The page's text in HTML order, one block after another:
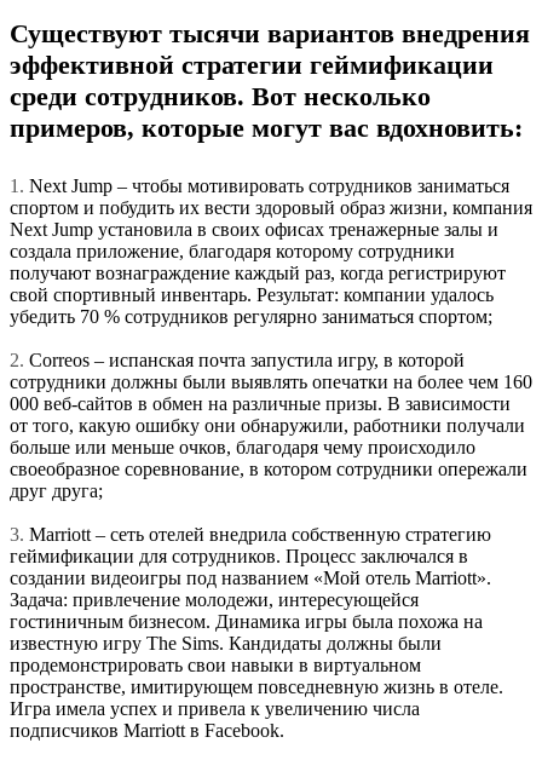
Существуют тысячи вариантов внедрения
эффективной стратегии геймификации
среди сотрудников. Вот несколько
примеров, которые могут вас вдохновить:
1. Next Jump – чтобы мотивировать сотрудников заниматься
спортом и побудить их вести здоровый образ жизни, компания
Next Jump установила в своих офисах тренажерные залы и
создала приложение, благодаря которому сотрудники
получают вознаграждение каждый раз, когда регистрируют
свой спортивный инвентарь. Результат: компании удалось
убедить 70 % сотрудников регулярно заниматься спортом;
2. Correos – испанская почта запустила игру, в которой
сотрудники должны были выявлять опечатки на более чем 160
000 веб-сайтов в обмен на различные призы. В зависимости
от того, какую ошибку они обнаружили, работники получали
больше или меньше очков, благодаря чему происходило
своеобразное соревнование, в котором сотрудники опережали
друг друга;
3. Marriott – сеть отелей внедрила собственную стратегию
геймификации для сотрудников. Процесс заключался в
создании видеоигры под названием «Мой отель Marriott».
Задача: привлечение молодежи, интересующейся
гостиничным бизнесом. Динамика игры была похожа на
известную игру The Sims. Кандидаты должны были
продемонстрировать свои навыки в виртуальном
пространстве, имитирующем повседневную жизнь в отеле.
Игра имела успех и привела к увеличению числа
подписчиков Marriott в Facebook.